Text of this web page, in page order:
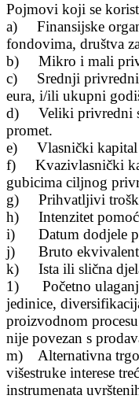
Pojmovi koji se
a) Finansijske
fondovima, društva
b) Mikro i mali
c) Srednji privredni
eura, i/ili ukupni
d) Veliki privredni
promet.
e) Vlasnički
f) Kvazivlasnički
gubicima ciljnog
g) Prihvatljivi tro
h) Intenzitet pomo
i) Datum dodjele
j) Bruto ekvivalent
k) Ista ili slična
1) Početno
jedinice,
proizvodnom
nije povezan s
m) Alternativna
višestruke interese
instrumenata